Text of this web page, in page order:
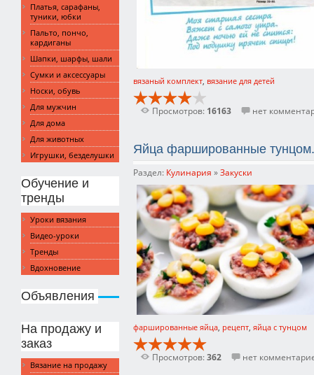
Платья, сарафаны,
туники, юбки
Пальто, пончо,
кардиганы
Шапки, шарфы, шали
Сумки и аксессуары
Носки, обувь
Для мужчин
Для дома
Для животных
Игрушки, безделушки
Обучение и
тренды
Уроки вязания
Видео-уроки
Тренды
Вдохновение
Объявления
На продажу и
заказ
Вязание на продажу
вязаный комплект, вязание для детей
Просмотров: 16163 нет
Яйца фаршированные
Раздел: Кулинария »Закуски
фаршированные яйца рецепт яйца с тунцом
Просмотров:362 нет